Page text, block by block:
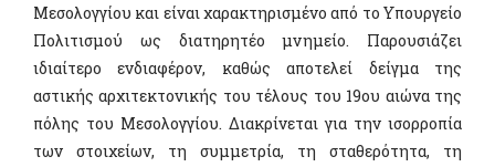
Μεσολογγίου και είναι χαρακτηρισμένο από το Υπουργείο
Πολιτισμού ως διατηρητέο μνημείο. Παρουσιάζει
ιδιαίτερο ενδιαφέρον, καθώς αποτελεί δείγμα της
αστικής αρχιτεκτονικής του τέλους του 19ου αιώνα της
πόλης του Μεσολογγίου. Διακρίνεται για την ισορροπία
των στοιχείων, τη συμμετρία, τη σταθερότητα, τη